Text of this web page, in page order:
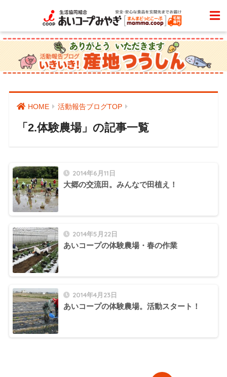
HOME 活動報告ブログTOP
「2.体験農場」の記事一覧
2014年6月11日
大郷の交流田。みんなで田植え！
2014年5月22日
あいコープの体験農場・春の作業
2014年4月23日
あいコープの体験農場。活動スタート！